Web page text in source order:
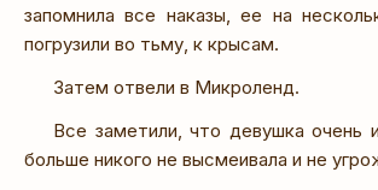
запомнила все наказы, ее на
погрузили во тьму, к крысам.
Затем отвели в Микроленд.
Все заметили, что девушка очень
больше никого не высмеивала и не